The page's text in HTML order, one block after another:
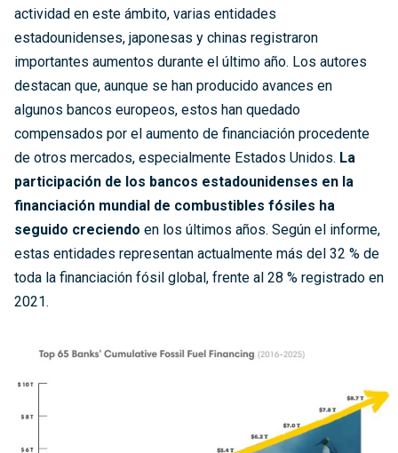
actividad en este ámbito, varias entidades
estadounidenses, japonesas y chinas registraron
importantes aumentos durante el último año. Los autores
destacan que, aunque se han producido avances en
algunos bancos europeos, estos han quedado
compensados por el aumento de financiación procedente
de otros mercados, especialmente Estados Unidos. La
participación de los bancos estadounidenses en la
financiación mundial de combustibles fósiles ha
seguido creciendo en los últimos años. Según el informe,
estas entidades representan actualmente más del 32 % de
toda la financiación fósil global, frente al 28 % registrado en
2021.